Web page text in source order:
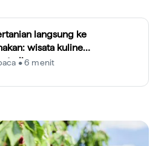
langsung ke
wisata kuliner
• 6 menit